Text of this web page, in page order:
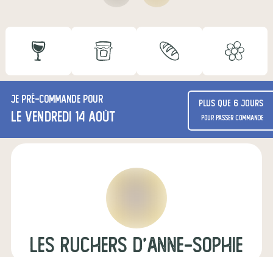
Je pré-commande pour
le vendredi 14 août
Plus que 6 jours
pour passer commande
Les Ruchers d'Anne-Sophie